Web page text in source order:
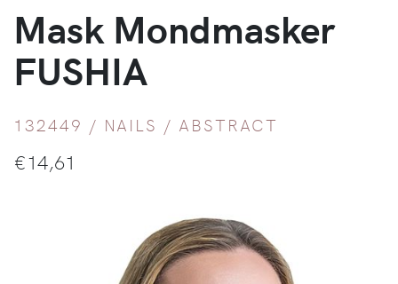
Mask Mondmasker
FUSHIA
132449 / NAILS / ABSTRACT
€14,61